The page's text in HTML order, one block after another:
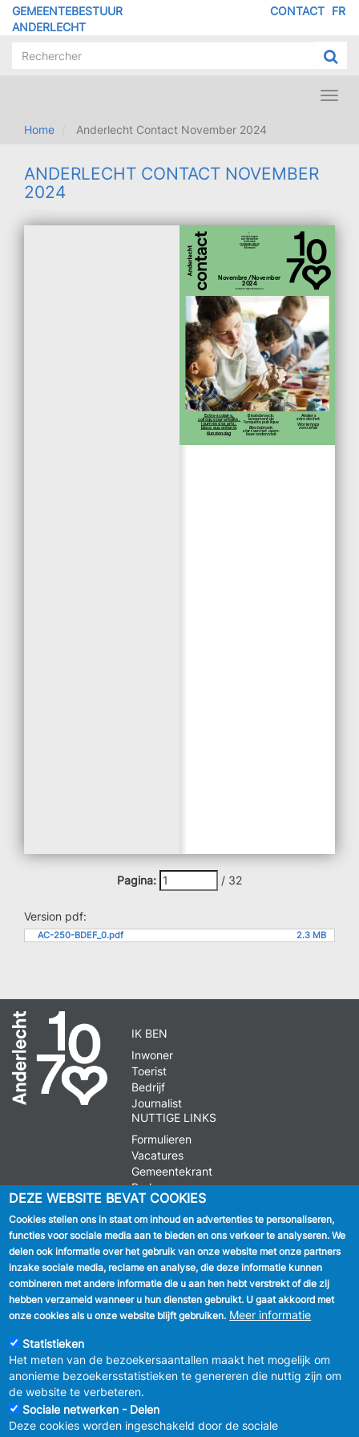
Overslaan
GEMEENTEBESTUUR
ANDERLECHT
FR
CONTACT
Home
Anderlecht Contact November 2024
ANDERLECHT CONTACT NOVEMBER
2024
Pagina: / 32
Version pdf:
AC-250-BDEF_0.pdf 2.3 MB
IK BEN
Inwoner
Toerist
Bedrijf
Journalist
NUTTIGE LINKS
Formulieren
Vacatures
Gemeentekrant
Parkeren
VOLG ONS
Facebook
Linkedin
Instagram
DEZE WEBSITE BEVAT COOKIES
Cookies stellen ons in staat om inhoud en advertenties te personaliseren,
functies voor sociale media aan te bieden en ons verkeer te analyseren. We
delen ook informatie over het gebruik van onze website met onze partners
inzake sociale media, reclame en analyse, die deze informatie kunnen
combineren met andere informatie die u aan hen hebt verstrekt of die zij
hebben verzameld wanneer u hun diensten gebruikt. U gaat akkoord met
onze cookies als u onze website blijft gebruiken. Meer informatie
Statistieken
Het meten van de bezoekersaantallen maakt het mogelijk om
anonieme bezoekersstatistieken te genereren die nuttig zijn om
de website te verbeteren.
Sociale netwerken - Delen
Deze cookies worden ingeschakeld door de sociale